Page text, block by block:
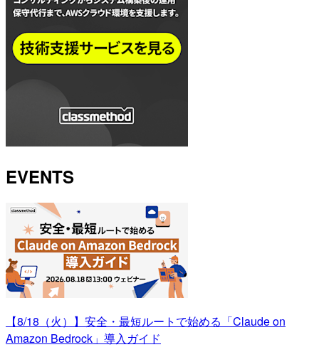
EVENTS
【8/18（火）】安全・最短ルートで始める「Claude on
Amazon Bedrock」導入ガイド